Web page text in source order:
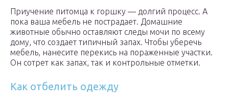
Приучение питомца к горшку — долгий процесс. А
пока ваша мебель не пострадает. Домашние
животные обычно оставляют следы мочи по всему
дому, что создает типичный запах. Чтобы уберечь
мебель, нанесите перекись на пораженные участки.
Он сотрет как запах, так и контрольные отметки.
Как отбелить одежду